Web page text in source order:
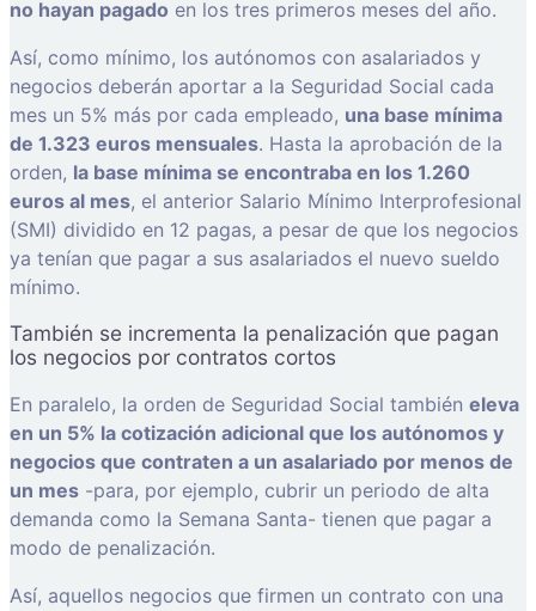
no hayan pagado en los tres primeros meses del año.
Así, como mínimo, los autónomos con asalariados y
negocios deberán aportar a la Seguridad Social cada
mes un 5% más por cada empleado, una base mínima
de 1.323 euros mensuales. Hasta la aprobación de la
orden, la base mínima se encontraba en los 1.260
euros al mes, el anterior Salario Mínimo Interprofesional
(SMI) dividido en 12 pagas, a pesar de que los negocios
ya tenían que pagar a sus asalariados el nuevo sueldo
mínimo.
También se incrementa la penalización que pagan
los negocios por contratos cortos
En paralelo, la orden de Seguridad Social también eleva
en un 5% la cotización adicional que los autónomos y
negocios que contraten a un asalariado por menos de
un mes -para, por ejemplo, cubrir un periodo de alta
demanda como la Semana Santa- tienen que pagar a
modo de penalización.
Así, aquellos negocios que firmen un contrato con una